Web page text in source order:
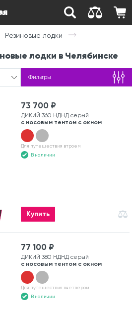
Резиновые лодки
лодки в Челябинске
Фильтры
73 700 ₽
ДИКИЙ 360 НДНД серый
с носовым тентом с окном
Для путешествия втроем
В наличии
Купить
77 100 ₽
ДИКИЙ 380 НДНД серый
с носовым тентом с окном
Для путешествия вчетвером
В наличии